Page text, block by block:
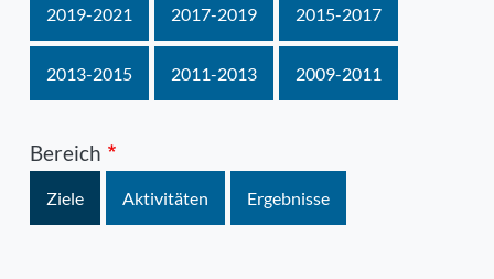
2019-2021 2017-2019 2015-2017
2013-2015 2011-2013 2009-2011
Bereich
Ziele Aktivitäten Ergebnisse